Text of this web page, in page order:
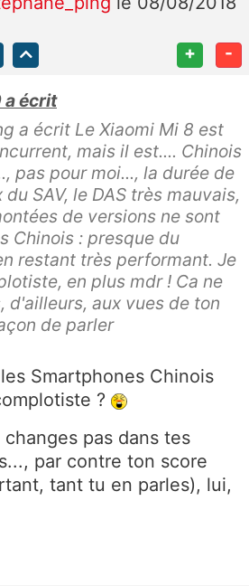
+ -
a écrit
a écrit Le Xiaomi Mi 8 est
mais il est.... Chinois
pas pour moi..., la durée de
SAV, le DAS très mauvais,
de versions ne sont
Chinois : presque du
restant très performant. Je
en plus mdr ! Ca ne
d'ailleurs, aux vues de ton
de parler
Smartphones Chinois
?
pas dans tes
par contre ton score
tant tu en parles), lui,